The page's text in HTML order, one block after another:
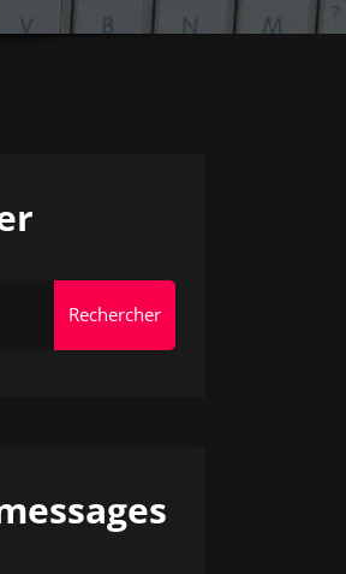
Rechercher